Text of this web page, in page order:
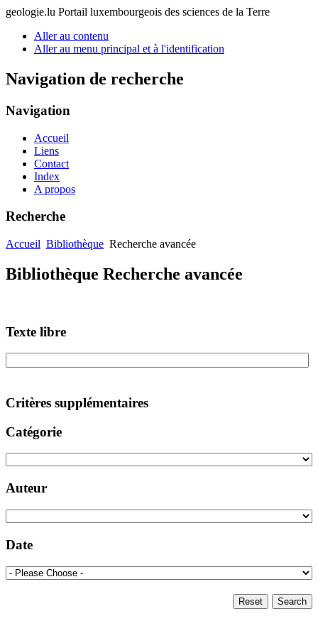
geologie.lu Portail luxembourgeois des sciences de la Terre
Aller au contenu
Aller au menu principal et à l'identification
Navigation de recherche
Navigation
Accueil
Liens
Contact
Index
A propos
Recherche
Accueil Bibliothèque Recherche avancée
Bibliothèque Recherche avancée
Texte libre
Critères supplémentaires
Catégorie
Auteur
Date
Search
Reset